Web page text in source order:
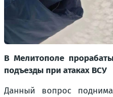
В Мелитополе
подъезды при атаках ВСУ
Данный вопрос